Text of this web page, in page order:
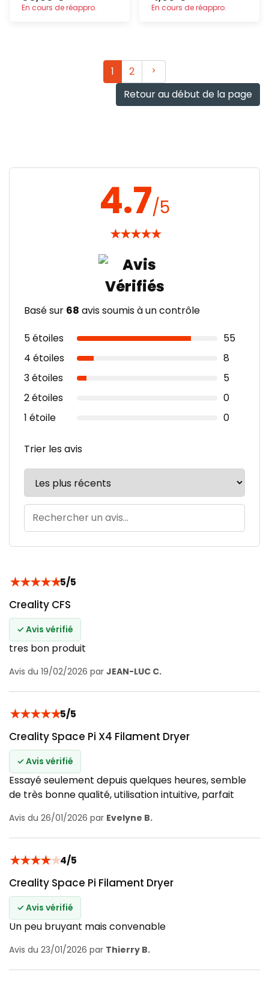
En cours de réappro. En cours de réappro.
1 2
Suivant
Retour au début de la page
4.7/5
★★★★★
Basé sur 68 avis soumis à un contrôle
5 étoiles
55
4 étoiles
8
3 étoiles
5
2 étoiles
0
1 étoile
0
Trier les avis
★★★★★5/5
Creality CFS
✓ Avis vérifié
tres bon produit
Avis du 19/02/2026 par JEAN-LUC C.
★★★★★5/5
Creality Space Pi X4 Filament Dryer
✓ Avis vérifié
Essayé seulement depuis quelques heures, semble
de très bonne qualité, utilisation intuitive, parfait
Avis du 26/01/2026 par Evelyne B.
★★★★★4/5
Creality Space Pi Filament Dryer
✓ Avis vérifié
Un peu bruyant mais convenable
Avis du 23/01/2026 par Thierry B.